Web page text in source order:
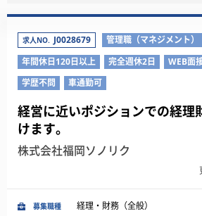
求人NO. J0028679 管理職（マネジメント）
年間休日120日以上
完全週休2日
WEB面
学歴不問
車通勤可
経営に近いポジションでの経理
けます。
株式会社福岡ソノリク
募集職種 経理・財務（全般）